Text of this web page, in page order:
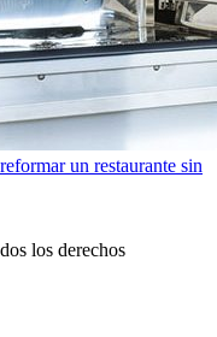
un restaurante sin
los derechos